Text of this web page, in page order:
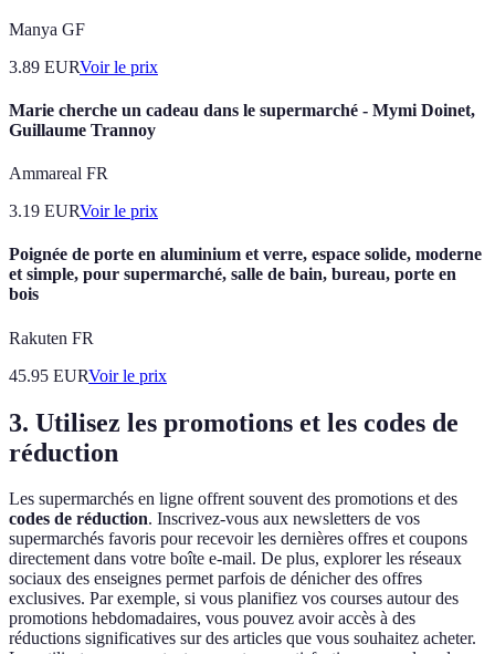
Manya GF
3.89 EURVoir le prix
Marie cherche un cadeau dans le supermarché - Mymi Doinet,
Guillaume Trannoy
Ammareal FR
3.19 EURVoir le prix
Poignée de porte en aluminium et verre, espace solide, moderne
et simple, pour supermarché, salle de bain, bureau, porte en
bois
Rakuten FR
45.95 EURVoir le prix
3. Utilisez les promotions et les codes de
réduction
Les supermarchés en ligne offrent souvent des promotions et des
codes de réduction. Inscrivez-vous aux newsletters de vos
supermarchés favoris pour recevoir les dernières offres et coupons
directement dans votre boîte e-mail. De plus, explorer les réseaux
sociaux des enseignes permet parfois de dénicher des offres
exclusives. Par exemple, si vous planifiez vos courses autour des
promotions hebdomadaires, vous pouvez avoir accès à des
réductions significatives sur des articles que vous souhaitez acheter.